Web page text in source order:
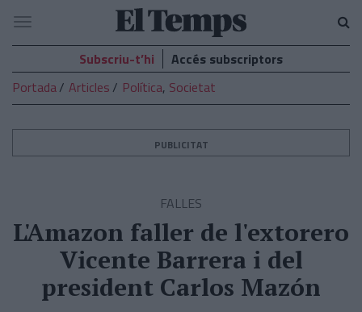
El
Temps
Navegació
Subscriu-t’hi
Accés subscriptors
Portada
Articles Política, Societat
PUBLICITAT
FALLES
L'Amazon faller de l'extorero
Vicente Barrera i del
president Carlos Mazón